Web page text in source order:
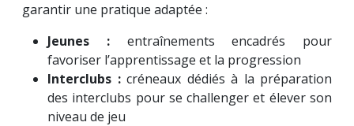
garantir une pratique adaptée :
Jeunes :entraînements encadrés pour
favoriser l’apprentissage et la progression
Interclubs :créneaux dédiés à la préparation
des interclubs pour se challenger et élever son
niveau de jeu